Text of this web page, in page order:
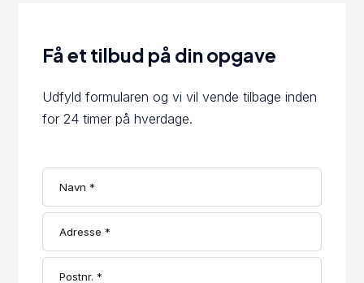
Få et tilbud på din opgave
Udfyld formularen og vi vil vende tilbage inden
for 24 timer på hverdage.